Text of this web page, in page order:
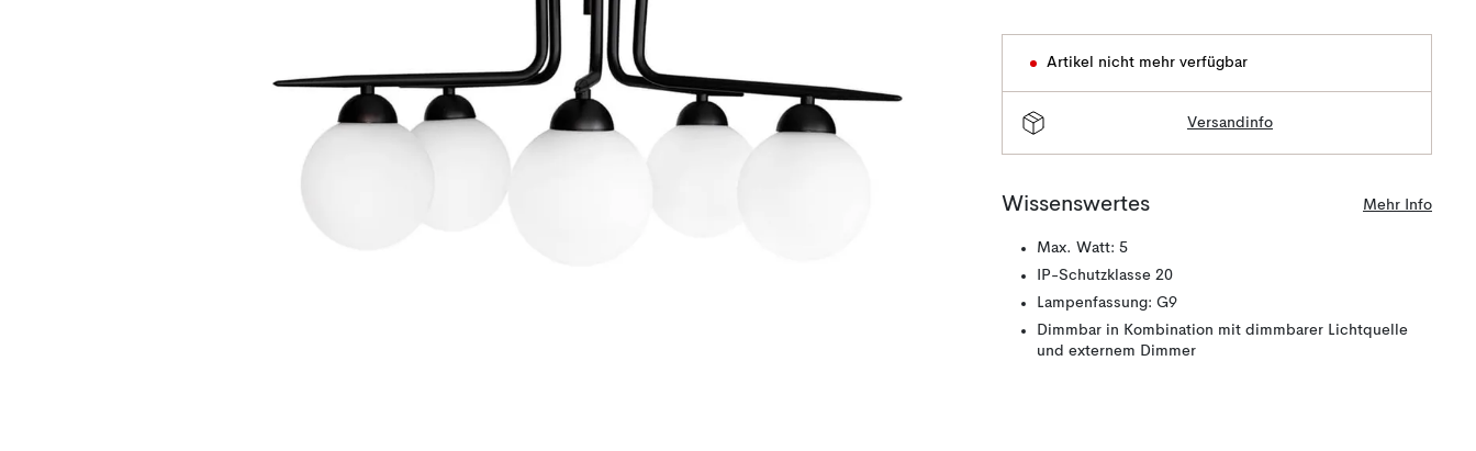
Artikel nicht mehr verfügbar
Versandinfo
Wissenswertes Mehr Info
Max. Watt: 5
IP-Schutzklasse 20
Lampenfassung: G9
Dimmbar in Kombination mit dimmbarer Lichtquelle
und externem Dimmer